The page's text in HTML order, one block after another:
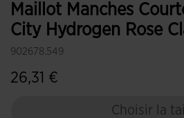
Maillot Manches
City Hydrogen Rose
902678.549
26,31 €
Choisir la